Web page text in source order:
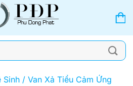
Sinh / Van Xả Tiểu Cảm Ứng